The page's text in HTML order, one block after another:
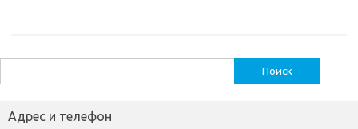
Адрес и телефон